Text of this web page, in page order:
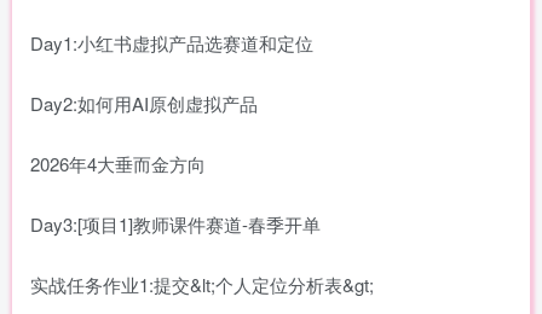
Day1:小红书虚拟产品选赛道和定位
Day2:如何用AI原创虚拟产品
2026年4大垂而金方向
Day3:[项目1]教师课件赛道-春季开单
实战任务作业1:提交&lt;个人定位分析表&gt;